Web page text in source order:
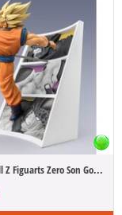
Dragon Ball Z Figuarts Zero Son Goku Trail of Battles 22 cm